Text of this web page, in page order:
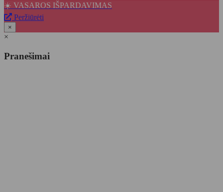
☀️ VASAROS IŠPARDAVIMAS
Peržiūrėti
×
×
Pranešimai